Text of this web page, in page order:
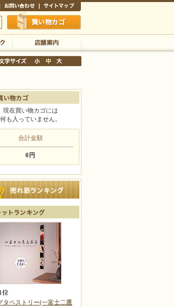
買い物かご
店舗案内
現在買い物カゴには
何も入っていません。
合計金額
0円
タペストリー(一富士二鷹